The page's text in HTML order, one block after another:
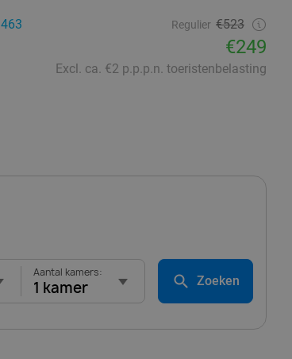
Regulier €523
€249
Excl. ca. €2 p.p.p.n. toeristenbelasting
Aantal kamers:
1 kamer Zoeken